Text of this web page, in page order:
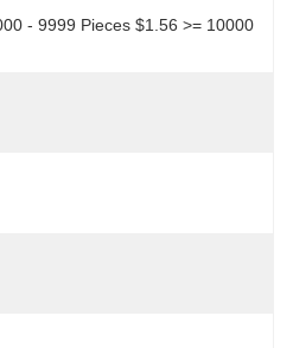
- 9999 Pieces $1.56 >= 10000